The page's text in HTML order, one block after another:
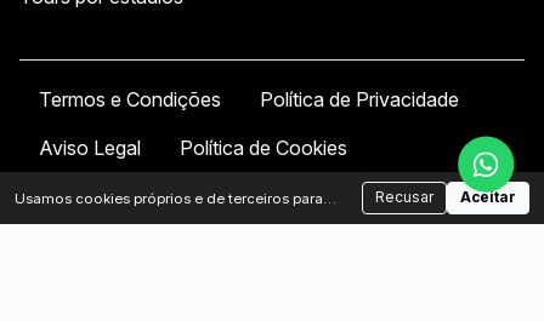
Termos e Condições
Política de Privacidade
Aviso Legal
Política de Cookies
Política de Cancelamento
Usamos cookies próprios e de terceiros para
Recusar Aceitar